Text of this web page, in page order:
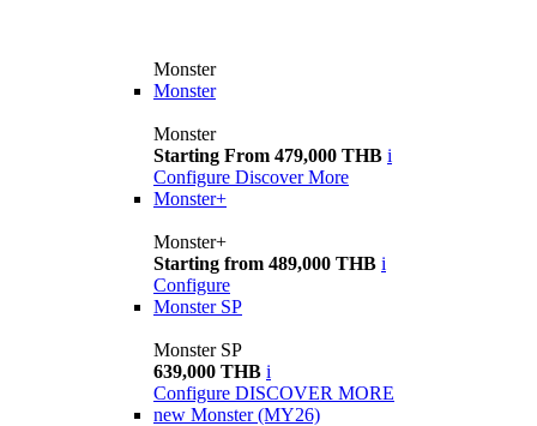
Monster
Monster
Monster
Starting From 479,000 THB i
Configure Discover More
Monster+
Monster+
Starting from 489,000 THB i
Configure
Monster SP
Monster SP
639,000 THB i
Configure DISCOVER MORE
new Monster (MY26)